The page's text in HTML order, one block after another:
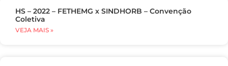
HS – 2022 – FETHEMG x SINDHORB – Convenção
Coletiva
VEJA MAIS »